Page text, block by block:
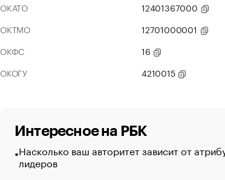
ОКАТО
12401367000
ОКТМО
12701000001
ОКФС
16
ОКОГУ
4210015
Интересное на РБК
Насколько ваш авторитет зависит от
лидеров